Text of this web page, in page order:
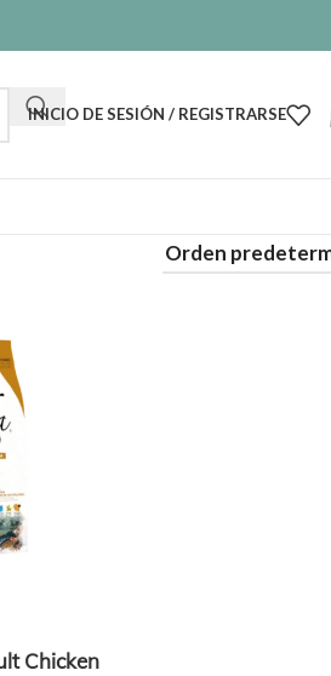
INICIO DE SESIÓN / REGISTRARSE
Chicken